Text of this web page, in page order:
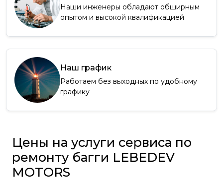
Наши инженеры обладают обширным
опытом и высокой квалификацией
Наш график
Работаем без выходных по удобному
графику
Цены на услуги сервиса по
ремонту багги LEBEDEV
MOTORS